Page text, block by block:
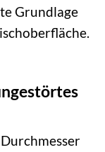
Grundlage